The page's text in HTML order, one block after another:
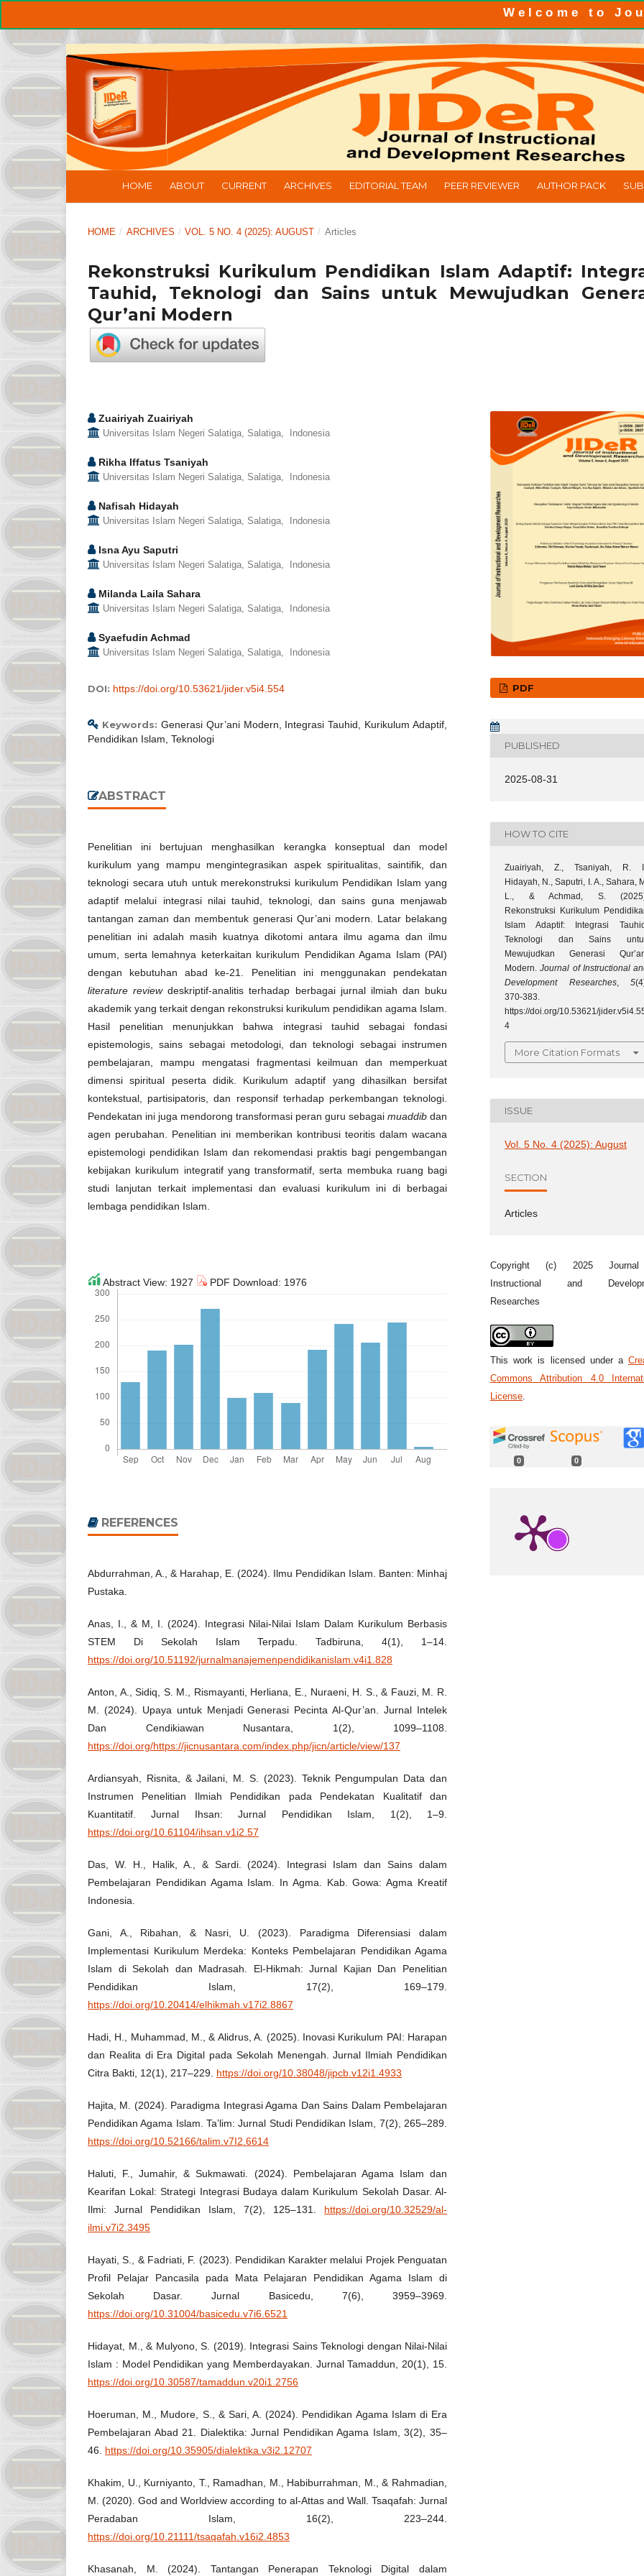
Welcome to Journal
HOME ABOUT CURRENT ARCHIVES EDITORIAL TEAM PEER REVIEWER AUTHOR PACK
HOME / ARCHIVES / VOL. 5 NO. 4 (2025): AUGUST / Articles
Rekonstruksi Kurikulum Pendidikan Islam Adaptif:
Tauhid, Teknologi dan Sains untuk Mewujudkan
Qur’ani Modern
Zuairiyah Zuairiyah
Universitas Islam Negeri Salatiga, Salatiga, Indonesia
Rikha Iffatus Tsaniyah
Universitas Islam Negeri Salatiga, Salatiga, Indonesia
Nafisah Hidayah
Universitas Islam Negeri Salatiga, Salatiga, Indonesia
Isna Ayu Saputri
Universitas Islam Negeri Salatiga, Salatiga, Indonesia
Milanda Laila Sahara
Universitas Islam Negeri Salatiga, Salatiga, Indonesia
Syaefudin Achmad
Universitas Islam Negeri Salatiga, Salatiga, Indonesia
DOI: https://doi.org/10.53621/jider.v5i4.554
Keywords: Generasi Qur’ani Modern, Integrasi Tauhid, Kurikulum Adaptif,
Pendidikan Islam, Teknologi
ABSTRACT
Penelitian ini bertujuan menghasilkan kerangka konseptual dan model
kurikulum yang mampu mengintegrasikan aspek spiritualitas, saintifik, dan
teknologi secara utuh untuk merekonstruksi kurikulum Pendidikan Islam yang
adaptif melalui integrasi nilai tauhid, teknologi, dan sains guna menjawab
tantangan zaman dan membentuk generasi Qur’ani modern. Latar belakang
penelitian ini adalah masih kuatnya dikotomi antara ilmu agama dan ilmu
umum, serta lemahnya keterkaitan kurikulum Pendidikan Agama Islam (PAI)
dengan kebutuhan abad ke-21. Penelitian ini menggunakan pendekatan
literature reviewdeskriptif-analitis terhadap berbagai jurnal ilmiah dan buku
akademik yang terkait dengan rekonstruksi kurikulum pendidikan agama Islam.
Hasil penelitian menunjukkan bahwa integrasi tauhid sebagai fondasi
epistemologis, sains sebagai metodologi, dan teknologi sebagai instrumen
pembelajaran, mampu mengatasi fragmentasi keilmuan dan memperkuat
dimensi spiritual peserta didik. Kurikulum adaptif yang dihasilkan bersifat
kontekstual, partisipatoris, dan responsif terhadap perkembangan teknologi.
Pendekatan ini juga mendorong transformasi peran guru sebagai muaddib dan
agen perubahan. Penelitian ini memberikan kontribusi teoritis dalam wacana
epistemologi pendidikan Islam dan rekomendasi praktis bagi pengembangan
kebijakan kurikulum integratif yang transformatif, serta membuka ruang bagi
studi lanjutan terkait implementasi dan evaluasi kurikulum ini di berbagai
lembaga pendidikan Islam.
Abstract View: 1927 PDF Download: 1976
REFERENCES
Abdurrahman, A., & Harahap, E. (2024). Ilmu Pendidikan Islam. Banten: Minhaj
Pustaka.
Anas, I., & M, I. (2024). Integrasi Nilai-Nilai Islam Dalam Kurikulum Berbasis
STEM Di Sekolah Islam Terpadu. Tadbiruna, 4(1), 1–14.
https://doi.org/10.51192/jurnalmanajemenpendidikanislam.v4i1.828
Anton, A., Sidiq, S. M., Rismayanti, Herliana, E., Nuraeni, H. S., & Fauzi, M. R.
M. (2024). Upaya untuk Menjadi Generasi Pecinta Al-Qur’an. Jurnal Intelek
Dan Cendikiawan Nusantara, 1(2), 1099–1108.
https://doi.org/https://jicnusantara.com/index.php/jicn/article/view/137
Ardiansyah, Risnita, & Jailani, M. S. (2023). Teknik Pengumpulan Data dan
Instrumen Penelitian Ilmiah Pendidikan pada Pendekatan Kualitatif dan
Kuantitatif. Jurnal Ihsan: Jurnal Pendidikan Islam, 1(2), 1–9.
https://doi.org/10.61104/ihsan.v1i2.57
Das, W. H., Halik, A., & Sardi. (2024). Integrasi Islam dan Sains dalam
Pembelajaran Pendidikan Agama Islam. In Agma. Kab. Gowa: Agma Kreatif
Indonesia.
Gani, A., Ribahan, & Nasri, U. (2023). Paradigma Diferensiasi dalam
Implementasi Kurikulum Merdeka: Konteks Pembelajaran Pendidikan Agama
Islam di Sekolah dan Madrasah. El-Hikmah: Jurnal Kajian Dan Penelitian
Pendidikan Islam, 17(2), 169–179.
https://doi.org/10.20414/elhikmah.v17i2.8867
Hadi, H., Muhammad, M., & Alidrus, A. (2025). Inovasi Kurikulum PAI: Harapan
dan Realita di Era Digital pada Sekolah Menengah. Jurnal Ilmiah Pendidikan
Citra Bakti, 12(1), 217–229. https://doi.org/10.38048/jipcb.v12i1.4933
Hajita, M. (2024). Paradigma Integrasi Agama Dan Sains Dalam Pembelajaran
Pendidikan Agama Islam. Ta’lim: Jurnal Studi Pendidikan Islam, 7(2), 265–289.
https://doi.org/10.52166/talim.v7I2.6614
Haluti, F., Jumahir, & Sukmawati. (2024). Pembelajaran Agama Islam dan
Kearifan Lokal: Strategi Integrasi Budaya dalam Kurikulum Sekolah Dasar. Al-
Ilmi: Jurnal Pendidikan Islam, 7(2), 125–131. https://doi.org/10.32529/al-
ilmi.v7i2.3495
Hayati, S., & Fadriati, F. (2023). Pendidikan Karakter melalui Projek Penguatan
Profil Pelajar Pancasila pada Mata Pelajaran Pendidikan Agama Islam di
Sekolah Dasar. Jurnal Basicedu, 7(6), 3959–3969.
https://doi.org/10.31004/basicedu.v7i6.6521
Hidayat, M., & Mulyono, S. (2019). Integrasi Sains Teknologi dengan Nilai-Nilai
Islam : Model Pendidikan yang Memberdayakan. Jurnal Tamaddun, 20(1), 15.
https://doi.org/10.30587/tamaddun.v20i1.2756
Hoeruman, M., Mudore, S., & Sari, A. (2024). Pendidikan Agama Islam di Era
Pembelajaran Abad 21. Dialektika: Jurnal Pendidikan Agama Islam, 3(2), 35–
46. https://doi.org/10.35905/dialektika.v3i2.12707
Khakim, U., Kurniyanto, T., Ramadhan, M., Habiburrahman, M., & Rahmadian,
M. (2020). God and Worldview according to al-Attas and Wall. Tsaqafah: Jurnal
Peradaban Islam, 16(2), 223–244.
https://doi.org/10.21111/tsaqafah.v16i2.4853
Khasanah, M. (2024). Tantangan Penerapan Teknologi Digital dalam
PDF
PUBLISHED
2025-08-31
HOW TO CITE
Zuairiyah, Z., Tsaniyah, R. I.,
Hidayah, N., Saputri, I. A., Sahara,
L., & Achmad, S.
Rekonstruksi Kurikulum
Islam Adaptif: Integrasi
Teknologi dan Sains
Mewujudkan Generasi
Modern.Journal of Instructional
Development Researches, 5
370-383.
https://doi.org/10.53621/
4
More Citation Formats
ISSUE
Vol. 5 No. 4 (2025): August
SECTION
Articles
Copyright (c) 2025
Instructional and
Researches
This work is licensed under a
Commons Attribution 4.0
License
0 0